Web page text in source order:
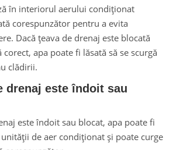
în interiorul aerului condiționat
corespunzător pentru a evita
Dacă țeava de drenaj este blocată
apa poate fi lăsată să se scurgă
clădirii.
drenaj este îndoit sau
este îndoit sau blocat, apa poate fi
de aer condiționat și poate curge